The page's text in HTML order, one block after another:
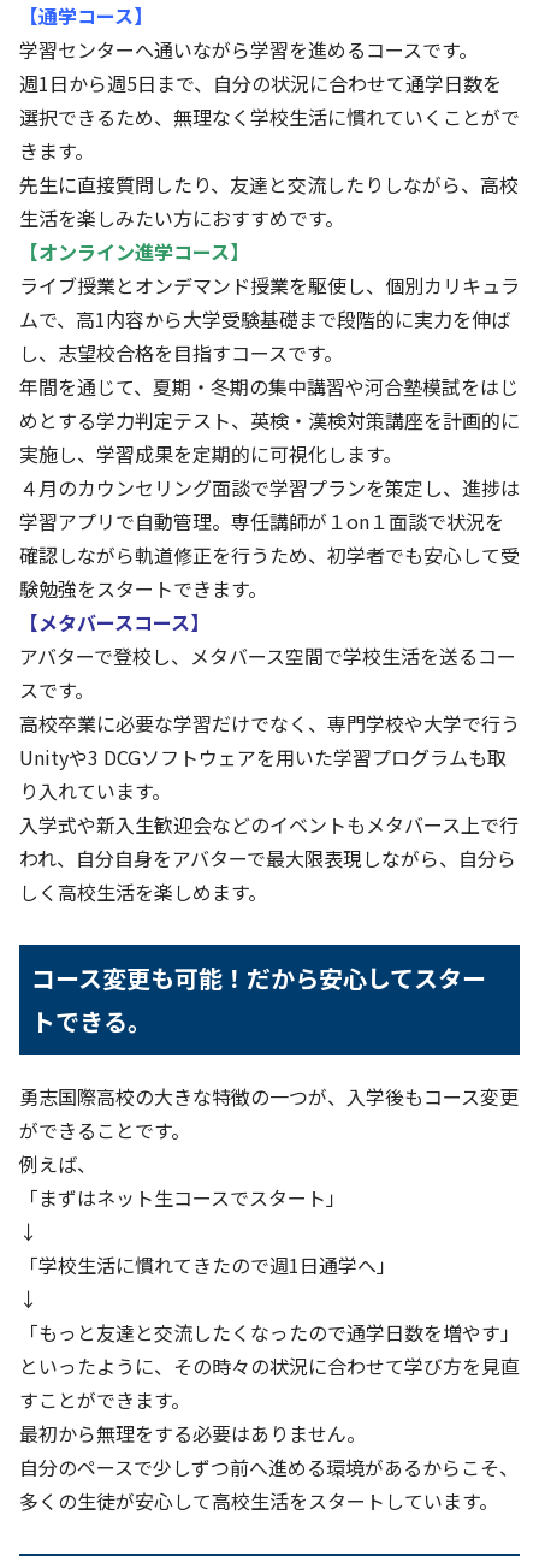
【通学コース】
学習センターへ通いながら学習を進めるコースです。
週1日から週5日まで、自分の状況に合わせて通学日数を
選択できるため、無理なく学校生活に慣れていくことがで
きます。
先生に直接質問したり、友達と交流したりしながら、高校
生活を楽しみたい方におすすめです。
【オンライン進学コース】
ライブ授業とオンデマンド授業を駆使し、個別カリキュラ
ムで、高1内容から大学受験基礎まで段階的に実力を伸ば
し、志望校合格を目指すコースです。
年間を通じて、夏期・冬期の集中講習や河合塾模試をはじ
めとする学力判定テスト、英検・漢検対策講座を計画的に
実施し、学習成果を定期的に可視化します。
４月のカウンセリング面談で学習プランを策定し、進捗は
学習アプリで自動管理。専任講師が１on１面談で状況を
確認しながら軌道修正を行うため、初学者でも安心して受
験勉強をスタートできます。
【メタバースコース】
アバターで登校し、メタバース空間で学校生活を送るコー
スです。
高校卒業に必要な学習だけでなく、専門学校や大学で行う
Unityや3 DCGソフトウェアを用いた学習プログラムも取
り入れています。
入学式や新入生歓迎会などのイベントもメタバース上で行
われ、自分自身をアバターで最大限表現しながら、自分ら
しく高校生活を楽しめます。
コース変更も可能！だから安心してスター
トできる。
勇志国際高校の大きな特徴の一つが、入学後もコース変更
ができることです。
例えば、
「まずはネット生コースでスタート」
↓
「学校生活に慣れてきたので週1日通学へ」
↓
「もっと友達と交流したくなったので通学日数を増やす」
といったように、その時々の状況に合わせて学び方を見直
すことができます。
最初から無理をする必要はありません。
自分のペースで少しずつ前へ進める環境があるからこそ、
多くの生徒が安心して高校生活をスタートしています。